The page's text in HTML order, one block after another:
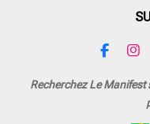
F
c
I
s
Recherchez Le